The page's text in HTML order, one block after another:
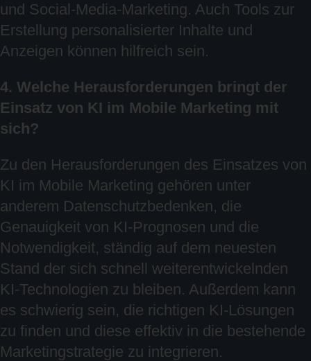
und Social-Media-Marketing. Auch Tools zur
Erstellung personalisierter Inhalte und
Anzeigen können hilfreich sein.
4. Welche Herausforderungen bringt der
Einsatz von KI im Mobile Marketing mit
sich?
Zu den Herausforderungen des Einsatzes von
KI im Mobile Marketing gehören unter
anderem Datenschutzbedenken, die
Genauigkeit von KI-Prognosen und die
Notwendigkeit, ständig auf dem neuesten
Stand der sich schnell weiterentwickelnden
KI-Technologien zu bleiben. Außerdem kann
es schwierig sein, die richtigen KI-Lösungen
zu finden und diese effektiv in die bestehende
Marketingstrategie zu integrieren.